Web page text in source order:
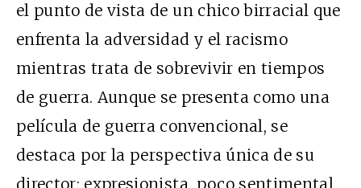
el punto de vista de un chico birracial que
enfrenta la adversidad y el racismo
mientras trata de sobrevivir en tiempos
de guerra. Aunque se presenta como una
película de guerra convencional, se
destaca por la perspectiva única de su